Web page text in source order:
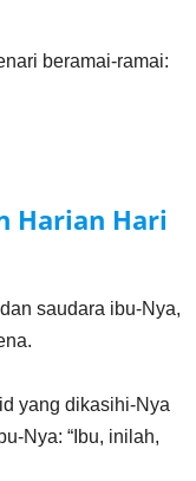
beramai-ramai:
Harian Hari
saudara ibu-Nya,
yang dikasihi-Nya
Nya: “Ibu, inilah,